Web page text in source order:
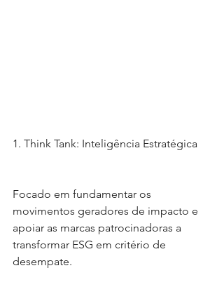
1. Think Tank: Inteligência Estratégica
Focado em fundamentar os
movimentos geradores de impacto e
apoiar as marcas patrocinadoras a
transformar ESG em critério de
desempate.